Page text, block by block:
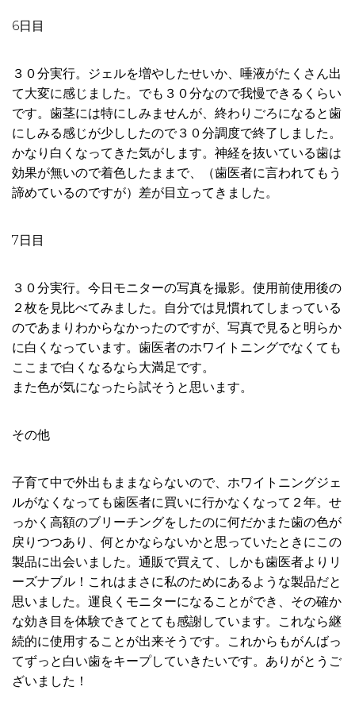
6日目
３０分実行。ジェルを増やしたせいか、唾液がたくさん出
て大変に感じました。でも３０分なので我慢できるくらい
です。歯茎には特にしみませんが、終わりごろになると歯
にしみる感じが少ししたので３０分調度で終了しました。
かなり白くなってきた気がします。神経を抜いている歯は
効果が無いので着色したままで、（歯医者に言われてもう
諦めているのですが）差が目立ってきました。
7日目
３０分実行。今日モニターの写真を撮影。使用前使用後の
２枚を見比べてみました。自分では見慣れてしまっている
のであまりわからなかったのですが、写真で見ると明らか
に白くなっています。歯医者のホワイトニングでなくても
ここまで白くなるなら大満足です。
また色が気になったら試そうと思います。
その他
子育て中で外出もままならないので、ホワイトニングジェ
ルがなくなっても歯医者に買いに行かなくなって２年。せ
っかく高額のブリーチングをしたのに何だかまた歯の色が
戻りつつあり、何とかならないかと思っていたときにこの
製品に出会いました。通販で買えて、しかも歯医者よりリ
ーズナブル！これはまさに私のためにあるような製品だと
思いました。運良くモニターになることができ、その確か
な効き目を体験できてとても感謝しています。これなら継
続的に使用することが出来そうです。これからもがんばっ
てずっと白い歯をキープしていきたいです。ありがとうご
ざいました！